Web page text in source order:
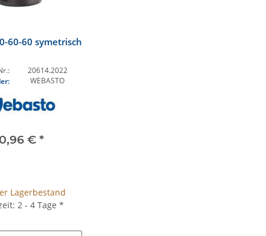
60-60 symetrisch
20614.2022
WEBASTO
€ *
Lagerbestand
2 - 4 Tage *